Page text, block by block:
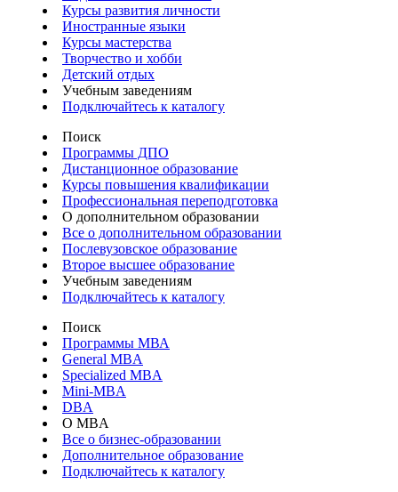
Курсы развития личности
Иностранные языки
Курсы мастерства
Творчество и хобби
Детский отдых
Учебным заведениям
Подключайтесь к каталогу
Поиск
Программы ДПО
Дистанционное образование
Курсы повышения квалификации
Профессиональная переподготовка
О дополнительном образовании
Все о дополнительном образовании
Послевузовское образование
Второе высшее образование
Учебным заведениям
Подключайтесь к каталогу
Поиск
Программы МВА
General MBA
Specialized MBA
Mini-MBA
DBA
О MBA
Все о бизнес-образовании
Дополнительное образование
Подключайтесь к каталогу